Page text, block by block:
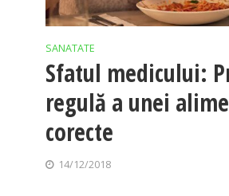
SANATATE
Sfatul medicului:
regulă a unei
corecte
14/12/2018